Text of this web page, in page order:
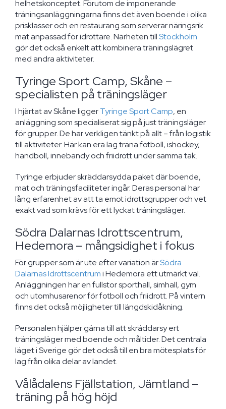
helhetskonceptet. Förutom de imponerande
träningsanläggningarna finns det även boende i olika
prisklasser och en restaurang som serverar näringsrik
mat anpassad för idrottare. Närheten tillStockholm
gör det också enkelt att kombinera träningslägret
med andra aktiviteter.
Tyringe Sport Camp, Skåne –
specialisten på träningsläger
I hjärtat av Skåne liggerTyringe Sport Camp, en
anläggning som specialiserat sig på just träningsläger
för grupper. De har verkligen tänkt på allt – från logistik
till aktiviteter. Här kan era lag träna fotboll, ishockey,
handboll, innebandy och friidrott under samma tak.
Tyringe erbjuder skräddarsydda paket där boende,
mat och träningsfaciliteter ingår. Deras personal har
lång erfarenhet av att ta emot idrottsgrupper och vet
exakt vad som krävs för ett lyckat träningsläger.
Södra Dalarnas Idrottscentrum,
Hedemora – mångsidighet i fokus
För grupper som är ute efter variation ärSödra
Dalarnas Idrottscentrumi Hedemora ett utmärkt val.
Anläggningen har en fullstor sporthall, simhall, gym
och utomhusarenor för fotboll och friidrott. På vintern
finns det också möjligheter till längdskidåkning.
Personalen hjälper gärna till att skräddarsy ert
träningsläger med boende och måltider. Det centrala
läget i Sverige gör det också till en bra mötesplats för
lag från olika delar av landet.
Vålådalens Fjällstation, Jämtland –
träning på hög höjd